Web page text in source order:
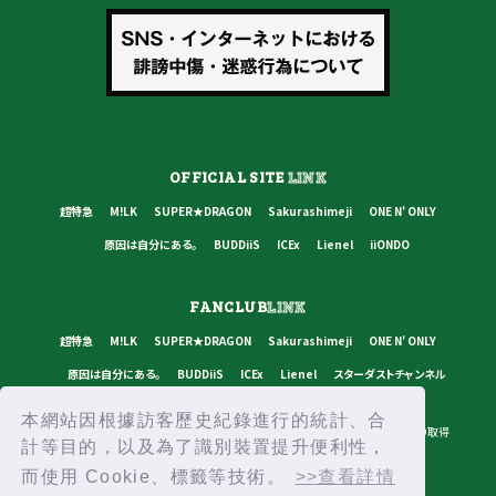
本網站因根據訪客歷史紀錄進行的統計、合
計等目的，以及為了識別裝置提升便利性，
而使用 Cookie、標籤等技術。
>>查看詳情
OFFICIAL SITELINK
超特急 M!LK SUPER★DRAGON Sakurashimeji
ONE N' ONLY
原因は自分にある。
BUDDiiS ICEx Lienel iiONDO
FANCLUBLINK
超特急 M!LK SUPER★DRAGON Sakurashimeji
ONE N' ONLY
原因は自分にある。
BUDDiiS ICEx Lienel スターダストチャンネル
プライバシーポリシー ご利用規約 推奨環境 ヘルプ・お問い合わせ
ID取得
ログイン